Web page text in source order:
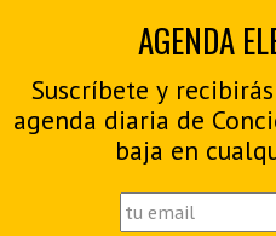
AGENDA
Suscríbete y
agenda diaria de
baja en